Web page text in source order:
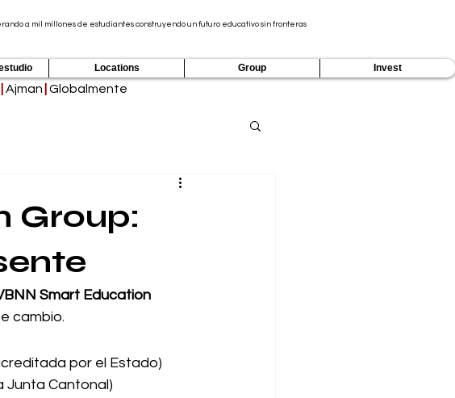
a mil millones de estudiantes construyendo un futuro educativo sin fronteras
Locations Group Invest
Ajman |Globalmente
Group:
Smart Education
cambio.
por el Estado)
Junta Cantonal)